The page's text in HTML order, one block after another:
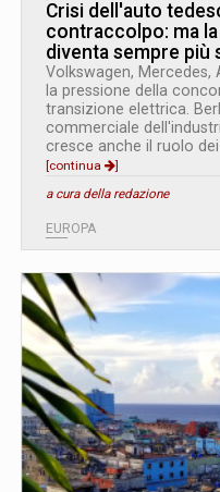
Crisi dell'auto
contraccolpo: ma
diventa sempre più
Volkswagen,
la pressione della
transizione elettrica.
commerciale
cresce anche il ruolo
[continua
]
a cura della redazione
EUROPA